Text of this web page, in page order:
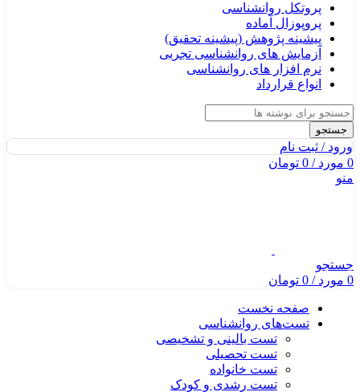
پروتکل روانشناسی
پروپوزال آماده
پیشینه پژوهش (پیشینه تحقیق)
آزمایش های روانشناسی تجربی
نرم افزار های روانشناسی
انواع قرارداد
جستجو
ورود / ثبت نام
0 مورد/
0 تومان
منو
جستجو
0 مورد/
0 تومان
صفحه نخست
تست‌های روانشناسی
تست بالینی و تشخیصی
تست تحصیلی
تست خانواده
تست رشدی و کودک